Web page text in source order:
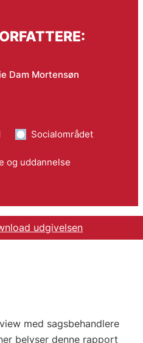
Dam Mortensøn
Socialområdet
og uddannelse
udgivelsen
med sagsbehandlere
belyser denne rapport